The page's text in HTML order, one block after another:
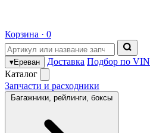
Корзина · 0
▾Ереван Доставка Подбор по VIN
Каталог
Запчасти и расходники
Багажники, рейлинги, боксы